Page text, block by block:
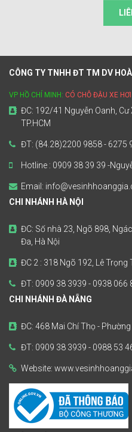
CÔNG TY TNHH ĐT TM DV
VP HỒ CHÍ MINH: CÓ CHỖ ĐẬU XE HƠI
ĐC: 192/41 Nguyễn Oanh, Cư
TP.HCM
ĐT: (84.28)2200 9858 - 6275
Hotline : 0909 38 39 39 -
Email:
CHI NHÁNH HÀ NỘI
ĐC: Số nhà 23, Ngõ 898,
Đa, Hà Nội
ĐC 2 : 318 Ngõ 192, Lê
ĐT: 0909 38 3939 - 0938 066
CHI NHÁNH ĐÀ NẴNG
ĐC: 468 Mai Chí Thọ -
ĐT: 0909 38 3939 - 0988 53
Website: